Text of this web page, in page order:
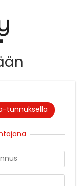
tunnuksella